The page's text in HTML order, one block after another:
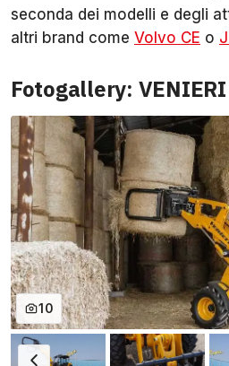
seconda dei modelli e degli
altri brand come Volvo CE o
Fotogallery: VENIERI
10